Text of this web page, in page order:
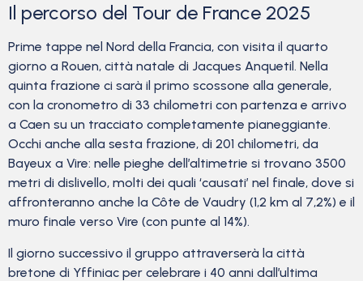
Il percorso del Tour de France 2025
Prime tappe nel Nord della Francia, con visita il quarto
giorno a Rouen, città natale di Jacques Anquetil. Nella
quinta frazione ci sarà il primo scossone alla generale,
con la cronometro di 33 chilometri con partenza e arrivo
a Caen su un tracciato completamente pianeggiante.
Occhi anche alla sesta frazione, di 201 chilometri, da
Bayeux a Vire: nelle pieghe dell’altimetrie si trovano 3500
metri di dislivello, molti dei quali ‘causati’ nel finale, dove si
affronteranno anche la Côte de Vaudry (1,2 km al 7,2%) e il
muro finale verso Vire (con punte al 14%).
Il giorno successivo il gruppo attraverserà la città
bretone di Yffiniac per celebrare i 40 anni dall’ultima